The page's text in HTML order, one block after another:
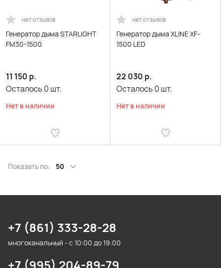
нет отзывов
Генератор дыма STARLIGHT
FM30-1500
11 150 р.
Осталось 0 шт.
Нет в наличии
нет отзывов
Генератор дыма XLINE XF-
1500 LED
22 030 р.
Осталось 0 шт.
Нет в наличии
Показать по: 50
+7 (861) 333-28-28
многоканальный - с 10:00 до 19:00